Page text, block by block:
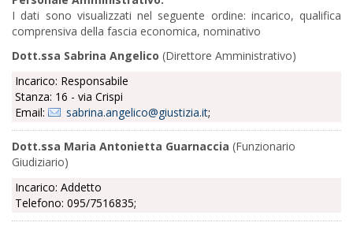
I dati sono visualizzati nel seguente ordine: incarico, qualifica
comprensiva della fascia economica, nominativo
Dott.ssa Sabrina Angelico (Direttore Amministrativo)
Incarico: Responsabile
Stanza: 16 - via Crispi
Email:
sabrina.angelico@giustizia.it;
Dott.ssa Maria Antonietta Guarnaccia (Funzionario
Giudiziario)
Incarico: Addetto
Telefono: 095/7516835;